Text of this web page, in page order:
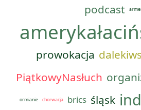
podcast
prowokacja
PiątkowyNasłuch
ormianie chorwacja brics śląsk